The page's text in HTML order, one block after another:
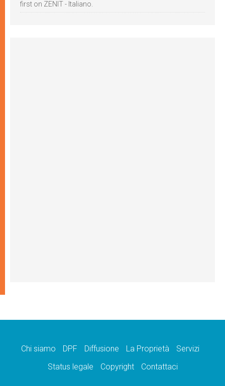
first on ZENIT - Italiano.
Chi siamo DPF Diffusione La Proprietà
Servizi
Status legale
Copyright Contattaci